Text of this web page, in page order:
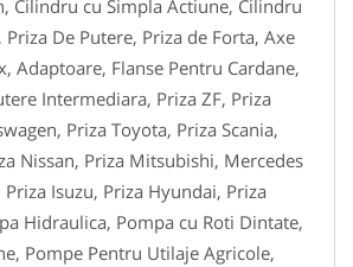
Cilindru cu Simpla Actiune, Cilindru
De Putere, Priza de Forta, Axe
Adaptoare, Flanse Pentru Cardane,
Intermediara, Priza ZF, Priza
Priza Toyota, Priza Scania,
Nissan, Priza Mitsubishi, Mercedes
Priza Isuzu, Priza Hyundai, Priza
Hidraulica, Pompa cu Roti Dintate,
Pompe Pentru Utilaje Agricole,